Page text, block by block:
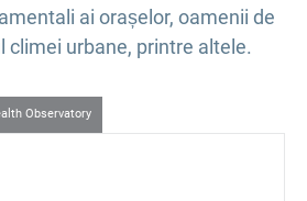
ai orașelor, oamenii de
climei urbane, printre altele.
Observatory